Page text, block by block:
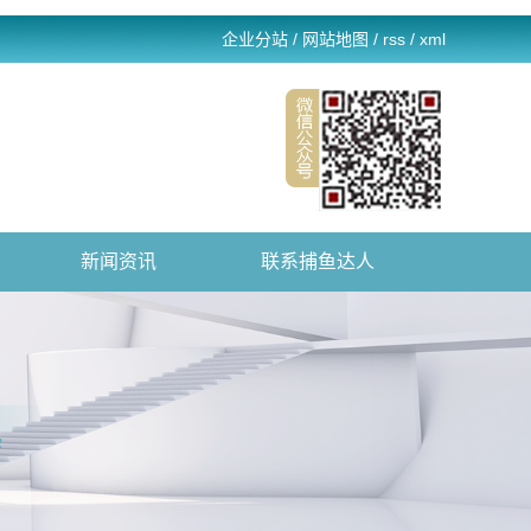
企业分站 / 网站地图 / rss / xml
新闻资讯 联系捕鱼达人